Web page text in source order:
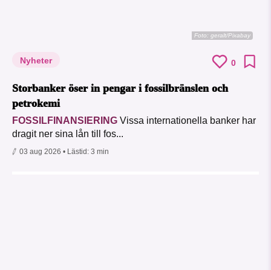
Foto: geralt/Pixabay
Nyheter 0
Storbanker öser in pengar i fossilbränslen och
petrokemi
FOSSILFINANSIERING Vissa internationella banker har
dragit ner sina lån till fos...
03 aug 2026 • Lästid: 3 min